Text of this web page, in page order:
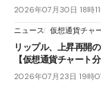
2026年07月30日 18時
ニュース 仮想通貨チャ
リップル、上昇再開
【仮想通貨チャート
2026年07月23日 19時